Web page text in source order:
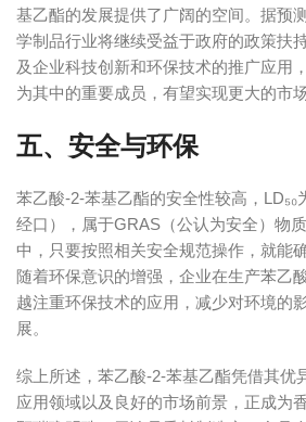
基乙酯的发展提供了广阔的空间。据预
学制品行业将继续受益于政府的政策扶
及企业科技创新和环保技术的推广应用
为其中的重要成员，有望实现更大的市场
五、安全与环保
苯乙酸-2-苯基乙酯的安全性较高，LD₅₀
经口），属于GRAS（公认为安全）物
中，只要按照相关安全规范操作，就能
随着环保意识的增强，企业在生产苯乙
越注重环保技术的应用，减少对环境的
展。
综上所述，苯乙酸-2-苯基乙酯凭借其优
应用领域以及良好的市场前景，正成为